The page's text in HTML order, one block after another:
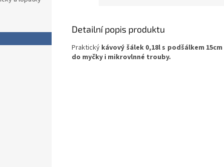
Detailní popis produktu
Praktický kávový šálek 0,18l s podšálkem 15cm
do myčky i mikrovlnné trouby.